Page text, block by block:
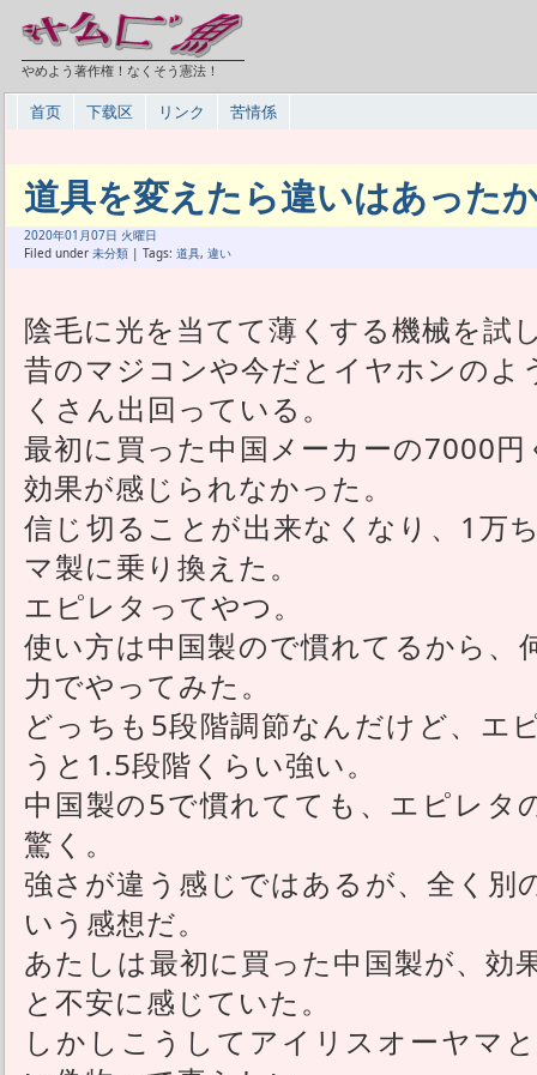
やめよう著作権！なくそう憲法！
首页 下载区 リンク 苦情係
道具を変えたら違いはあった
2020年01月07日 火曜日
Filed under 未分類 | Tags: 道具, 違い
陰毛に光を当てて薄くする機械を試
昔のマジコンや今だとイヤホンのよ
くさん出回っている。
最初に買った中国メーカーの7000
効果が感じられなかった。
信じ切ることが出来なくなり、1万
マ製に乗り換えた。
エピレタってやつ。
使い方は中国製ので慣れてるから、
力でやってみた。
どっちも5段階調節なんだけど、エ
うと1.5段階くらい強い。
中国製の5で慣れてても、エピレタ
驚く。
強さが違う感じではあるが、全く別
いう感想だ。
あたしは最初に買った中国製が、効
と不安に感じていた。
しかしこうしてアイリスオーヤマ